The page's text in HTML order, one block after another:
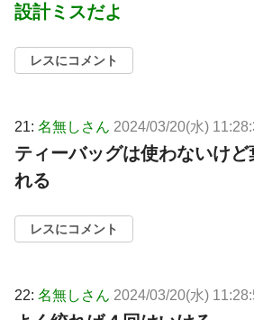
設計ミスだよ
レスにコメント
21: 名無しさん 2024/03/20(水)
ティーバッグは使わないけ
れる
レスにコメント
22: 名無しさん 2024/03/20(水)